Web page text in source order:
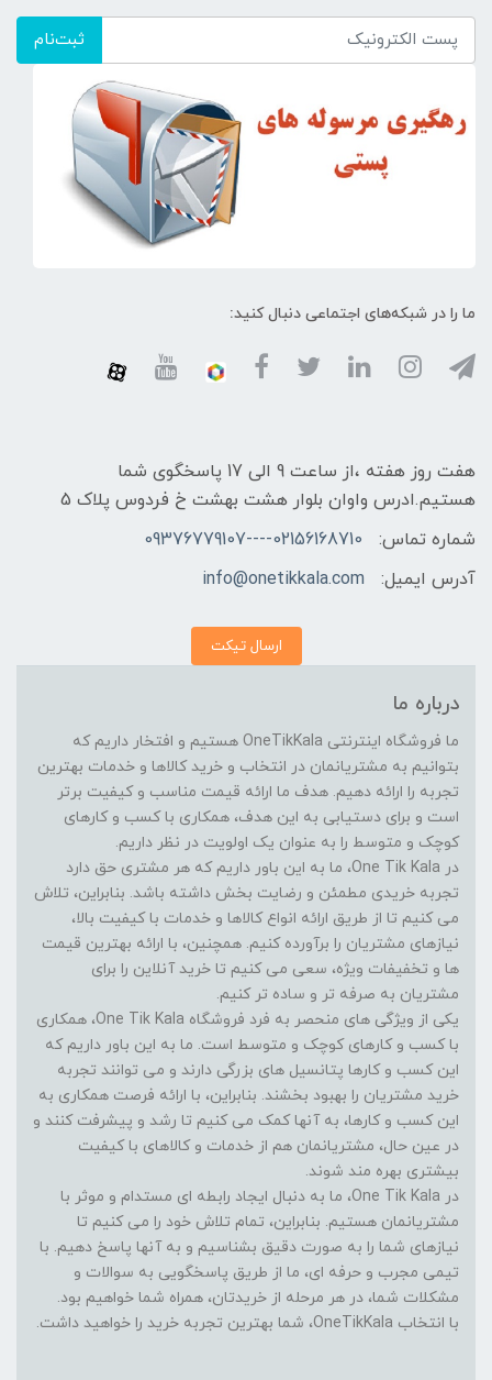
ثبت‌نام
ما را در شبکه‌های اجتماعی دنبال کنید:
هفت روز هفته ،از ساعت 9 الی 17 پاسخگوی شما
هستیم.ادرس واوان بلوار هشت بهشت خ فردوس پلاک 5
شماره تماس:
02156168710----09376779107
آدرس ایمیل:
info@onetikkala.com
ارسال تیکت
درباره ما
ما فروشگاه اینترنتی OneTikKala هستیم و افتخار داریم که
بتوانیم به مشتریانمان در انتخاب و خرید کالاها و خدمات بهترین
تجربه را ارائه دهیم. هدف ما ارائه قیمت مناسب و کیفیت برتر
است و برای دستیابی به این هدف، همکاری با کسب و کارهای
کوچک و متوسط را به عنوان یک اولویت در نظر داریم.
در One Tik Kala، ما به این باور داریم که هر مشتری حق دارد
تجربه خریدی مطمئن و رضایت بخش داشته باشد. بنابراین، تلاش
می کنیم تا از طریق ارائه انواع کالاها و خدمات با کیفیت بالا،
نیازهای مشتریان را برآورده کنیم. همچنین، با ارائه بهترین قیمت
ها و تخفیفات ویژه، سعی می کنیم تا خرید آنلاین را برای
مشتریان به صرفه تر و ساده تر کنیم.
یکی از ویژگی های منحصر به فرد فروشگاه One Tik Kala، همکاری
با کسب و کارهای کوچک و متوسط است. ما به این باور داریم که
این کسب و کارها پتانسیل های بزرگی دارند و می توانند تجربه
خرید مشتریان را بهبود بخشند. بنابراین، با ارائه فرصت همکاری به
این کسب و کارها، به آنها کمک می کنیم تا رشد و پیشرفت کنند و
در عین حال، مشتریانمان هم از خدمات و کالاهای با کیفیت
بیشتری بهره مند شوند.
در One Tik Kala، ما به دنبال ایجاد رابطه ای مستدام و موثر با
مشتریانمان هستیم. بنابراین، تمام تلاش خود را می کنیم تا
نیازهای شما را به صورت دقیق بشناسیم و به آنها پاسخ دهیم. با
تیمی مجرب و حرفه ای، ما از طریق پاسخگویی به سوالات و
مشکلات شما، در هر مرحله از خریدتان، همراه شما خواهیم بود.
با انتخاب OneTikKala، شما بهترین تجربه خرید را خواهید داشت.